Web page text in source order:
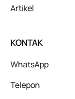
Artikel
KONTAK
WhatsApp
Telepon